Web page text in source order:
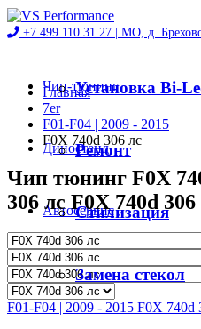
+7 499 110 31 27 | МО, д.
Чип-тюнинг
Диностенд
Автосервис
Магазин
Установка Bi-
Ремонт
Стилизация
Замена стекол
Главная
7er
F01-F04 | 2009 - 2015
F0X 740d 306 лс
Чип тюнинг F0X
306 лс F0X 740d 306
F01-F04 | 2009 - 2015 F0X 740d